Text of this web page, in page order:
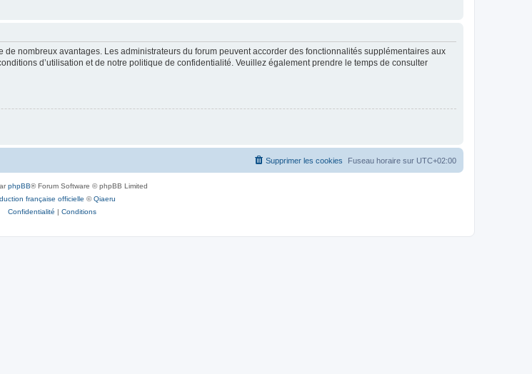
nombreux avantages. Les administrateurs du forum peuvent accorder des fonctionnalités supplémentaires aux
d’utilisation et de notre politique de confidentialité. Veuillez également prendre le temps de consulter
Fuseau horaire sur UTC+02:00
Supprimer les cookies
phpBB® Forum Software © phpBB Limited
française officielle ©Qiaeru
Confidentialité | Conditions